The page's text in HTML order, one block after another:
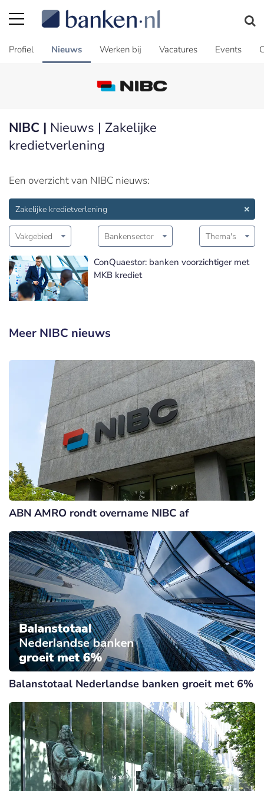
Profiel Nieuws Werken bij Vacatures Events
NIBC | Nieuws | Zakelijke
kredietverlening
Een overzicht van NIBC nieuws:
Zakelijke kredietverlening
Vakgebied Bankensector Thema's
ConQuaestor: banken voorzichtiger met
MKB krediet
Meer NIBC nieuws
ABN AMRO rondt overname NIBC af
Balanstotaal Nederlandse banken groeit met 6%